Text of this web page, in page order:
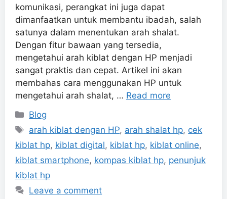
komunikasi, perangkat ini juga dapat
dimanfaatkan untuk membantu ibadah, salah
satunya dalam menentukan arah shalat.
Dengan fitur bawaan yang tersedia,
mengetahui arah kiblat dengan HP menjadi
sangat praktis dan cepat. Artikel ini akan
membahas cara menggunakan HP untuk
mengetahui arah shalat, … Read more
Categories
Blog
Tags
arah kiblat dengan HP, arah shalat hp, cek
kiblat hp, kiblat digital, kiblat hp, kiblat online,
kiblat smartphone, kompas kiblat hp, penunjuk
kiblat hp
Leave a comment